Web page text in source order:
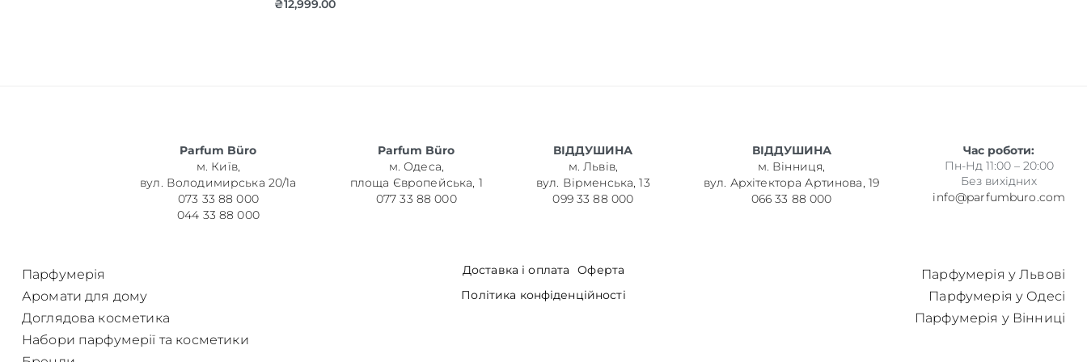
₴12,999.00
Parfum Büro
м. Київ,
вул. Володимирська 20/1а
073 33 88 000
044 33 88 000
Parfum Büro
м. Одеса,
площа Європейська, 1
077 33 88 000
ВІДДУШИНА
м. Львів,
вул. Вірменська, 13
099 33 88 000
ВІДДУШИНА
м. Вінниця,
вул. Архітектора Артинова, 19
066 33 88 000
Час роботи:
Пн-Нд 11:00 – 20:00
Без вихідних
info@parfumburo.com
Парфумерія
Аромати для дому
Доглядова косметика
Набори парфумерії та косметики
Доставка і оплата
Оферта
Політика конфіденційності
Парфумерія у Львові
Парфумерія у Одесі
Парфумерія у Вінниці